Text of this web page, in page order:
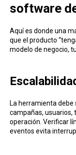
software
Aquí es donde una
que el producto
modelo de negocio,
La herramienta
campañas, usuarios,
operación. Verificar
eventos evita